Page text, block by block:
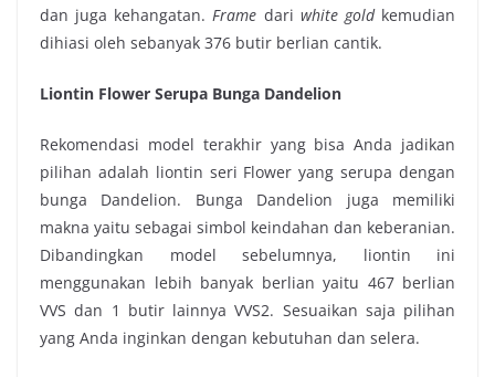
dan juga kehangatan.Frame dari white gold kemudian
dihiasi oleh sebanyak 376 butir berlian cantik.
Liontin Flower Serupa Bunga Dandelion
Rekomendasi model terakhir yang bisa Anda jadikan
pilihan adalah liontin seri Flower yang serupa dengan
bunga Dandelion. Bunga Dandelion juga memiliki
makna yaitu sebagai simbol keindahan dan keberanian.
Dibandingkan model sebelumnya, liontin ini
menggunakan lebih banyak berlian yaitu 467 berlian
VVS dan 1 butir lainnya VVS2. Sesuaikan saja pilihan
yang Anda inginkan dengan kebutuhan dan selera.